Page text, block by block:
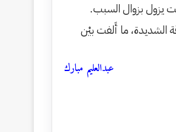
يزول بزوال السبب.
الشديدة، ما أَلفت بيْن
عبدالعليم مبارك